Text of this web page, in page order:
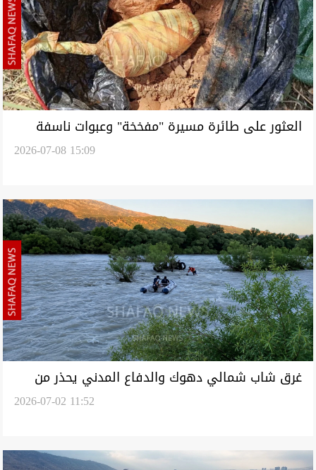
العثور على طائرة مسيرة "مفخخة" وعبوات ناسفة
2026-07-08 15:09
غرق شاب شمالي دهوك والدفاع المدني يحذر من
2026-07-02 11:52